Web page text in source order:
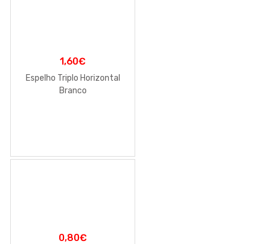
1,60€
Espelho Triplo Horizontal
Branco
0,80€